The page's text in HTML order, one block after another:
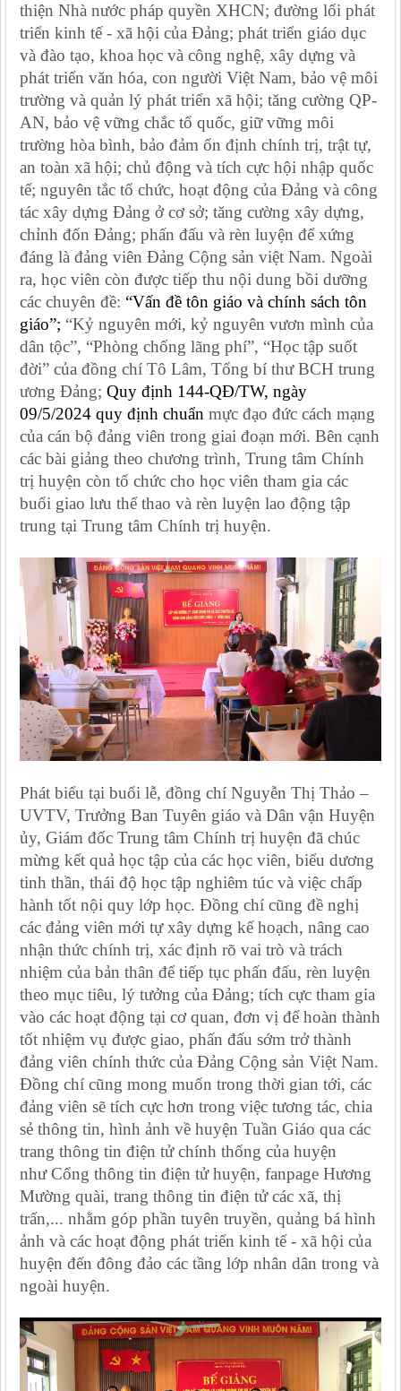
thiện Nhà nước pháp quyền XHCN; đường lối phát
triển kinh tế - xã hội của Đảng; phát triển giáo dục
và đào tạo, khoa học và công nghệ, xây dựng và
phát triển văn hóa, con người Việt Nam, bảo vệ môi
trường và quản lý phát triển xã hội; tăng cường QP-
AN, bảo vệ vững chắc tổ quốc, giữ vững môi
trường hòa bình, bảo đảm ổn định chính trị, trật tự,
an toàn xã hội; chủ động và tích cực hội nhập quốc
tế; nguyên tắc tổ chức, hoạt động của Đảng và công
tác xây dựng Đảng ở cơ sở; tăng cường xây dựng,
chỉnh đốn Đảng; phấn đấu và rèn luyện để xứng
đáng là đảng viên Đảng Cộng sản việt Nam. Ngoài
ra, học viên còn được tiếp thu nội dung bồi dưỡng
các chuyên đề: “Vấn đề tôn giáo và chính sách tôn
giáo”; “Kỷ nguyên mới, kỷ nguyên vươn mình của
dân tộc”, “Phòng chống lãng phí”, “Học tập suốt
đời” của đồng chí Tô Lâm, Tổng bí thư BCH trung
ương Đảng; Quy định 144-QĐ/TW, ngày
09/5/2024 quy định chuẩn mực đạo đức cách mạng
của cán bộ đảng viên trong giai đoạn mới. Bên cạnh
các bài giảng theo chương trình, Trung tâm Chính
trị huyện còn tổ chức cho học viên tham gia các
buổi giao lưu thể thao và rèn luyện lao động tập
trung tại Trung tâm Chính trị huyện.
Phát biểu tại buổi lễ, đồng chí Nguyễn Thị Thảo –
UVTV, Trưởng Ban Tuyên giáo và Dân vận Huyện
ủy, Giám đốc Trung tâm Chính trị huyện đã chúc
mừng kết quả học tập của các học viên, biểu dương
tinh thần, thái độ học tập nghiêm túc và việc chấp
hành tốt nội quy lớp học. Đồng chí cũng đề nghị
các đảng viên mới tự xây dựng kế hoạch, nâng cao
nhận thức chính trị, xác định rõ vai trò và trách
nhiệm của bản thân để tiếp tục phấn đấu, rèn luyện
theo mục tiêu, lý tưởng của Đảng; tích cực tham gia
vào các hoạt động tại cơ quan, đơn vị để hoàn thành
tốt nhiệm vụ được giao, phấn đấu sớm trở thành
đảng viên chính thức của Đảng Cộng sản Việt Nam.
Đồng chí cũng mong muốn trong thời gian tới, các
đảng viên sẽ tích cực hơn trong việc tương tác, chia
sẻ thông tin, hình ảnh về huyện Tuần Giáo qua các
trang thông tin điện tử chính thống của huyện
như Cổng thông tin điện tử huyện, fanpage Hương
Mường quài, trang thông tin điện tử các xã, thị
trấn,... nhằm góp phần tuyên truyền, quảng bá hình
ảnh và các hoạt động phát triển kinh tế - xã hội của
huyện đến đông đảo các tầng lớp nhân dân trong và
ngoài huyện.